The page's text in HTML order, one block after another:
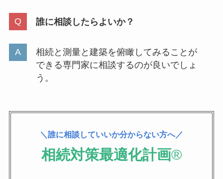
誰に相談したらよいか？
相続と測量と建築を俯瞰してみることが
できる専門家に相談するのが良いでしょ
う。
＼誰に相談していいか分からない方へ／
相続対策最適化計画®